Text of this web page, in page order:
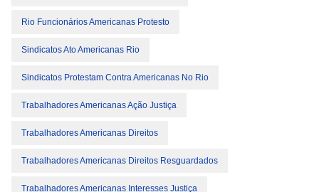
Rio Funcionários Americanas Protesto
Sindicatos Ato Americanas Rio
Sindicatos Protestam Contra Americanas No Rio
Trabalhadores Americanas Ação Justiça
Trabalhadores Americanas Direitos
Trabalhadores Americanas Direitos Resguardados
Trabalhadores Americanas Interesses Justiça